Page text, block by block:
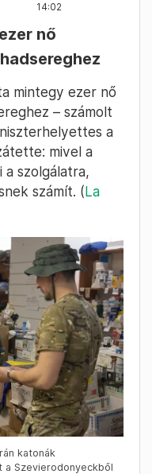
14:02
nő
mintegy ezer nő
– számolt
a
mivel a
szolgálatra,
számít. (La
katonák
Szevierodonyeckből